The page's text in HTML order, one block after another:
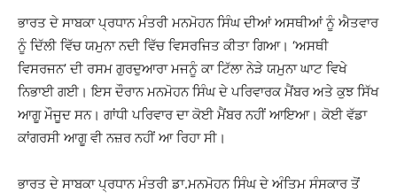
ਭਾਰਤ ਦੇ ਸਾਬਕਾ ਪ੍ਰਧਾਨ ਮੰਤਰੀ ਮਨਮੋਹਨ ਸਿੰਘ ਦੀਆਂ ਅਸਥੀਆਂ ਨੂੰ ਐਤਵਾਰ
ਨੂੰ ਦਿੱਲੀ ਵਿੱਚ ਯਮੁਨਾ ਨਦੀ ਵਿੱਚ ਵਿਸਰਜਿਤ ਕੀਤਾ ਗਿਆ। ‘ਅਸਥੀ
ਵਿਸਰਜਨ’ ਦੀ ਰਸਮ ਗੁਰਦੁਆਰਾ ਮਜਨੂੰ ਕਾ ਟਿੱਲਾ ਨੇੜੇ ਯਮੁਨਾ ਘਾਟ ਵਿਖੇ
ਨਿਭਾਈ ਗਈ। ਇਸ ਦੌਰਾਨ ਮਨਮੋਹਨ ਸਿੰਘ ਦੇ ਪਰਿਵਾਰਕ ਮੈਂਬਰ ਅਤੇ ਕੁਝ ਸਿੱਖ
ਆਗੂ ਮੌਜੂਦ ਸਨ। ਗਾਂਧੀ ਪਰਿਵਾਰ ਦਾ ਕੋਈ ਮੈਂਬਰ ਨਹੀਂ ਆਇਆ। ਕੋਈ ਵੱਡਾ
ਕਾਂਗਰਸੀ ਆਗੂ ਵੀ ਨਜ਼ਰ ਨਹੀਂ ਆ ਰਿਹਾ ਸੀ।
ਭਾਰਤ ਦੇ ਸਾਬਕਾ ਪ੍ਰਧਾਨ ਮੰਤਰੀ ਡਾ.ਮਨਮੋਹਨ ਸਿੰਘ ਦੇ ਅੰਤਿਮ ਸੰਸਕਾਰ ਤੋਂ